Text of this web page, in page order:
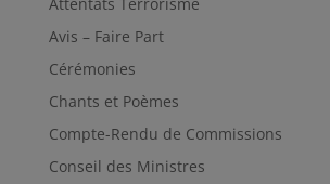
Avis – Faire Part
Cérémonies
Chants et Poèmes
Compte-Rendu de Commissions
Conseil des Ministres